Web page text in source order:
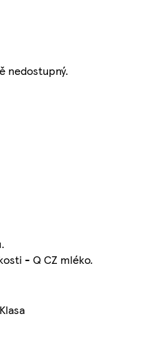
nedostupný.
- Q CZ mléko.